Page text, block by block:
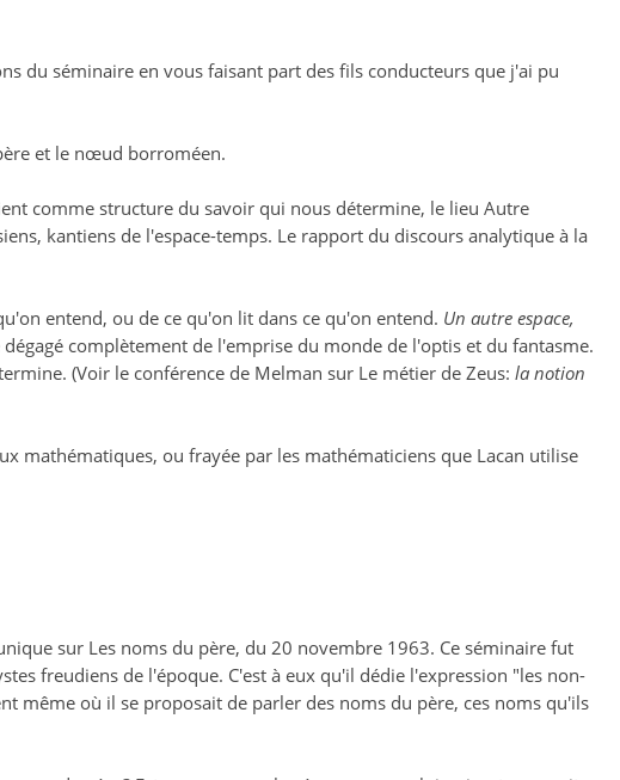
du séminaire en vous faisant part des fils conducteurs que j'ai pu
et le nœud borroméen.
comme structure du savoir qui nous détermine, le lieu Autre
kantiens de l'espace-temps. Le rapport du discours analytique à la
entend, ou de ce qu'on lit dans ce qu'on entend. Un autre espace,
dégagé complètement de l'emprise du monde de l'optis et du fantasme.
(Voir le conférence de Melman sur Le métier de Zeus: la notion
mathématiques, ou frayée par les mathématiciens que Lacan utilise
sur Les noms du père, du 20 novembre 1963. Ce séminaire fut
freudiens de l'époque. C'est à eux qu'il dédie l'expression "les non-
même où il se proposait de parler des noms du père, ces noms qu'ils